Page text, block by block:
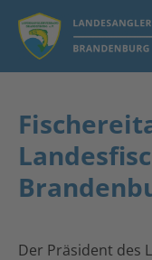
Der Präsident des